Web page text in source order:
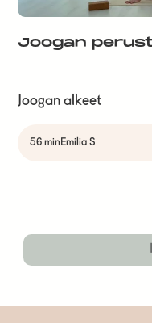
Joogan
Joogan alkeet
56 min Emilia S